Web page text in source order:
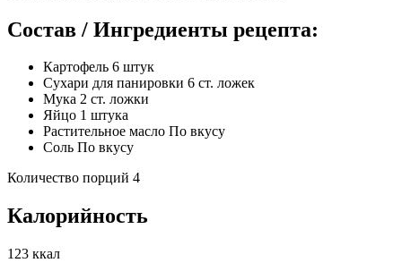
Состав / Ингредиенты рецепта:
Картофель 6 штук
Сухари для панировки 6 ст. ложек
Мука 2 ст. ложки
Яйцо 1 штука
Растительное масло По вкусу
Соль По вкусу
Количество порций 4
Калорийность
123 ккал